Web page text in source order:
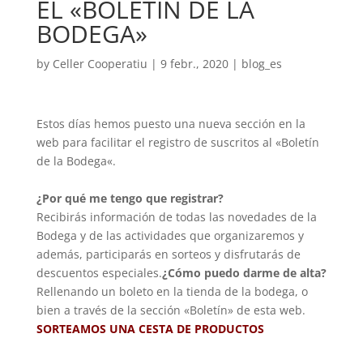
EL «BOLETÍN DE LA
BODEGA»
by Celler Cooperatiu | 9 febr., 2020| blog_es
Estos días hemos puesto una nueva sección en la
web para facilitar el registro de suscritos al «Boletín
de la Bodega«.
¿Por qué me tengo que registrar?
Recibirás información de todas las novedades de la
Bodega y de las actividades que organizaremos y
además, participarás en sorteos y disfrutarás de
descuentos especiales.¿Cómo puedo darme de alta?
Rellenando un boleto en la tienda de la bodega, o
bien a través de la sección «Boletín» de esta web.
SORTEAMOS UNA CESTA DE PRODUCTOS